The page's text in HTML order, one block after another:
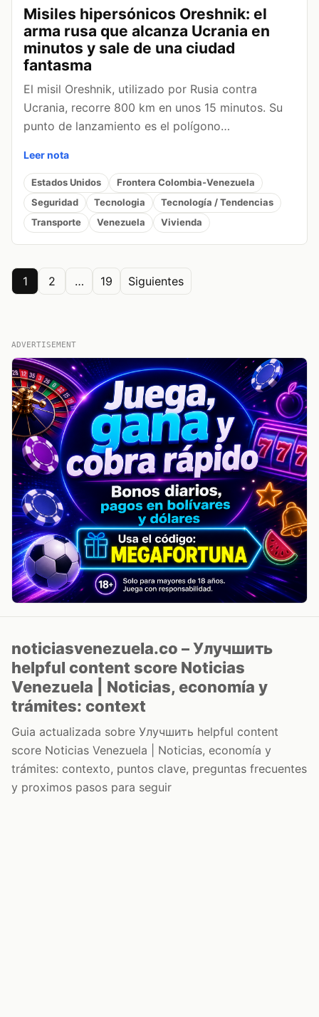
Misiles hipersónicos Oreshnik: el
arma rusa que alcanza Ucrania en
minutos y sale de una ciudad
fantasma
El misil Oreshnik, utilizado por Rusia contra
Ucrania, recorre 800 km en unos 15 minutos. Su
punto de lanzamiento es el polígono…
Leer nota
Estados Unidos
Frontera Colombia-Venezuela
Seguridad
Tecnologia
Tecnología / Tendencias
Transporte
Venezuela Vivienda
Posts
1 2 … 19 Siguientes
ADVERTISEMENT
noticiasvenezuela.co – Улучшить
helpful content score Noticias
Venezuela | Noticias, economía y
trámites: context
Guia actualizada sobre Улучшить helpful content
score Noticias Venezuela | Noticias, economía y
trámites: contexto, puntos clave, preguntas frecuentes
y proximos pasos para seguir